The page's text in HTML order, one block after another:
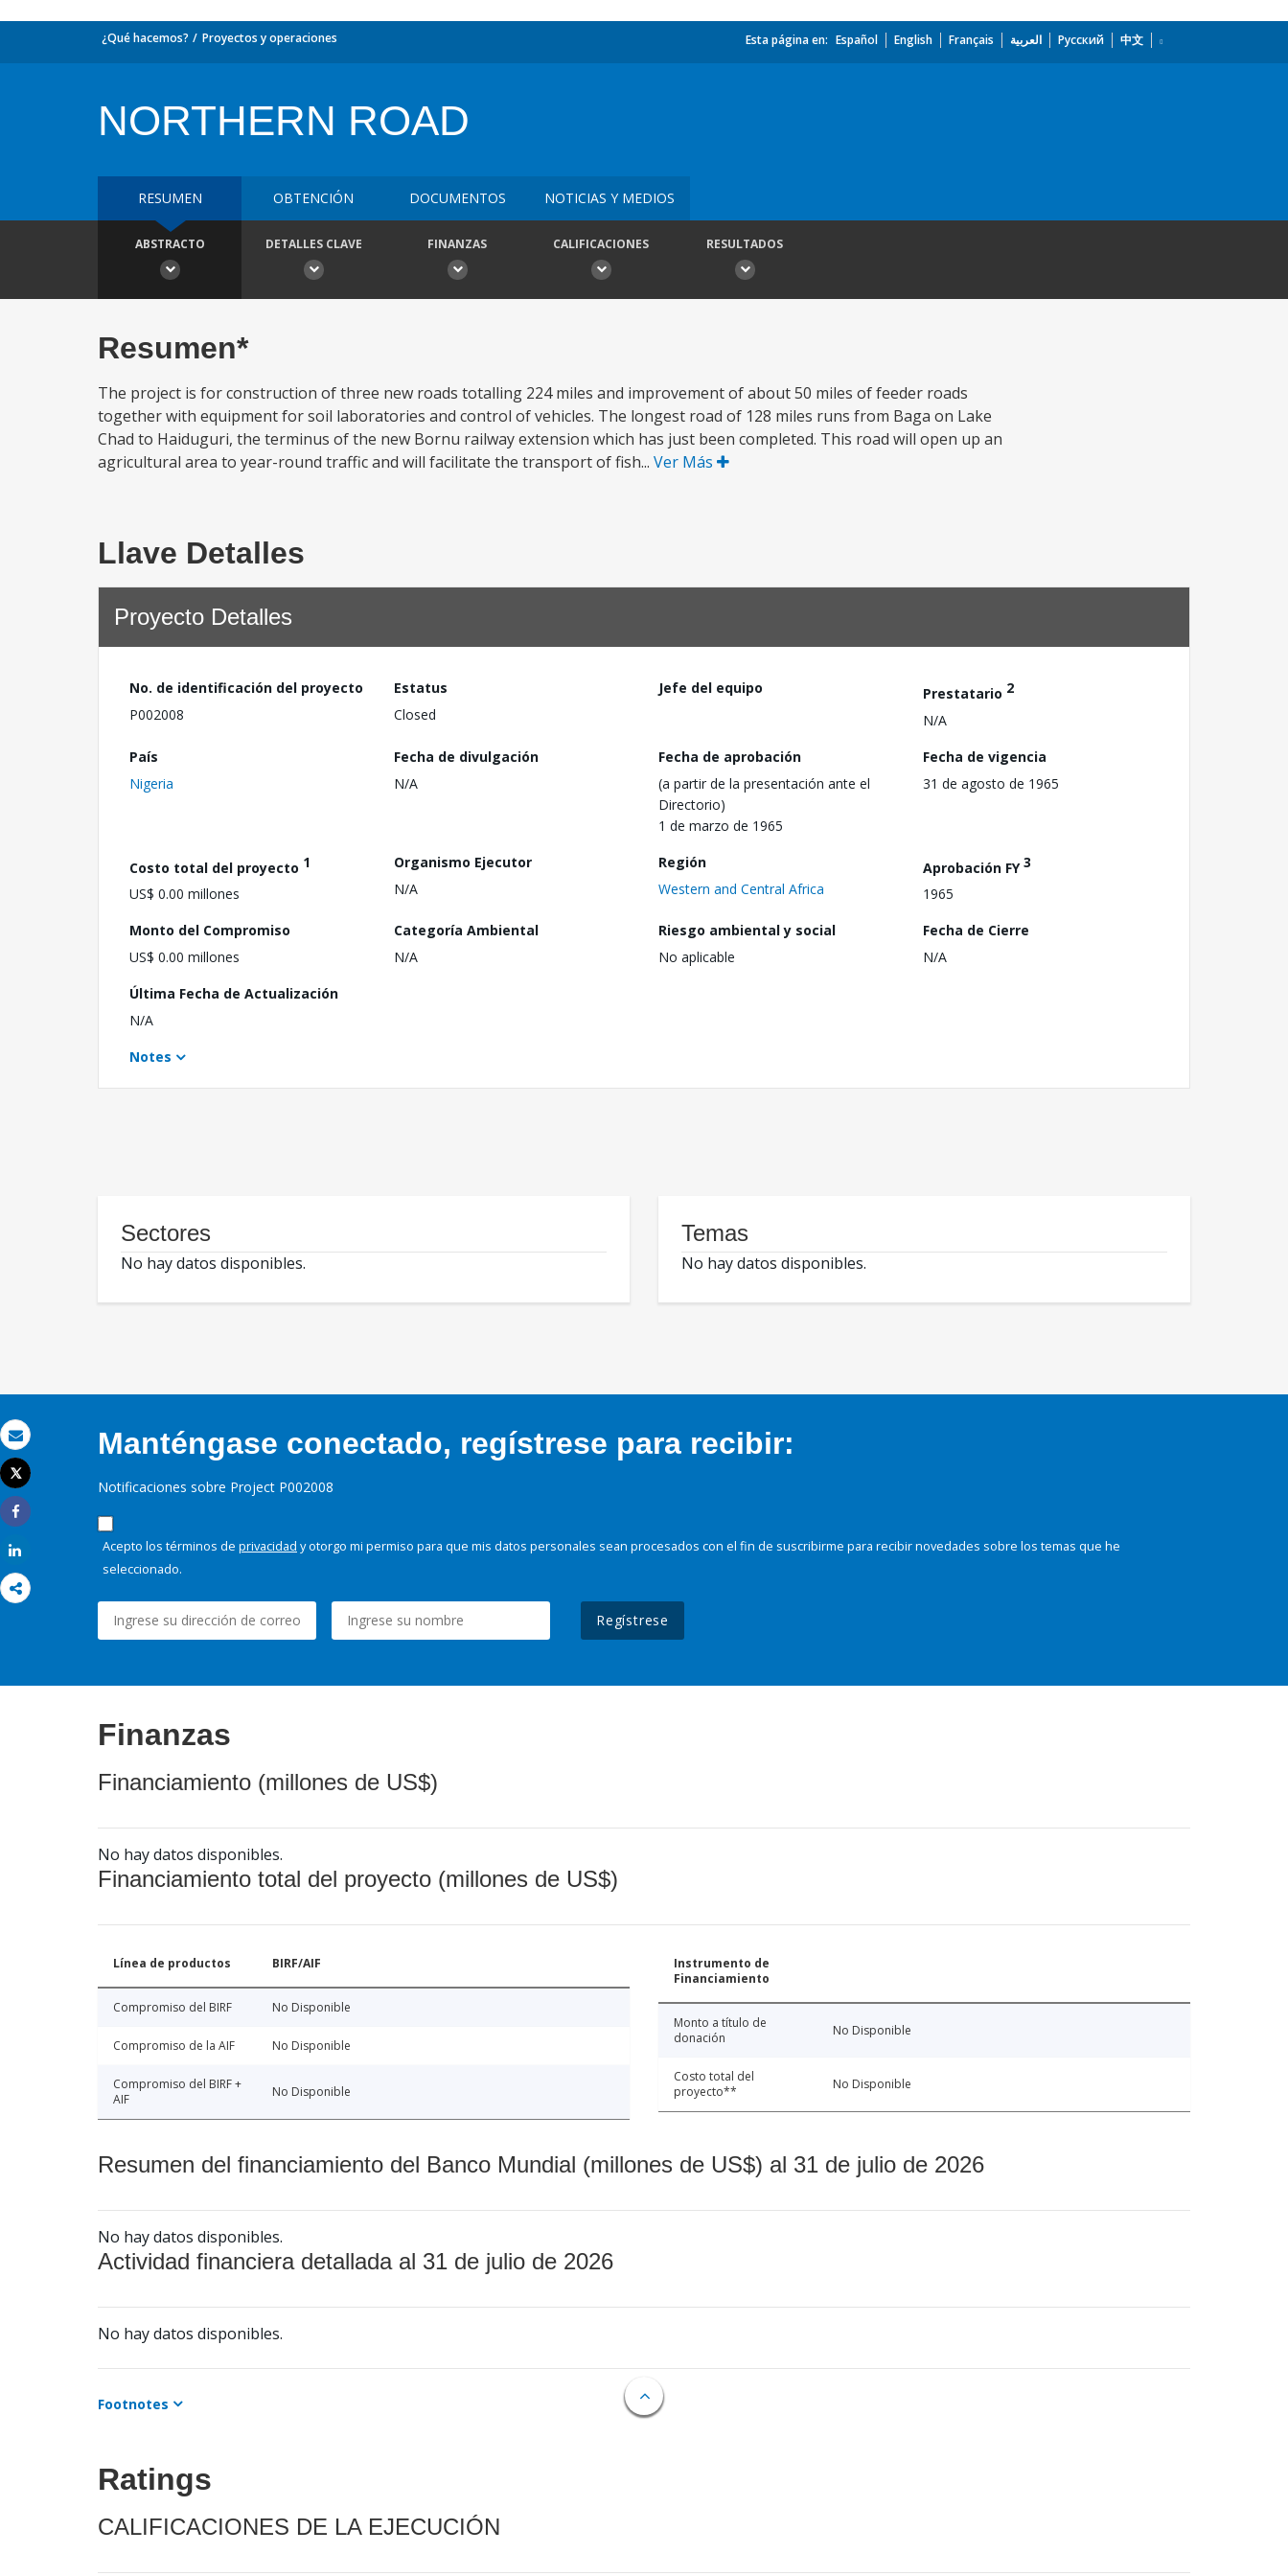
Correo electrónico
Imprimir
Tweet
Share
¿Qué hacemos? Proyectos y operaciones Esta página en: Español English Français العربية Русский 中文
NORTHERN ROAD
RESUMEN OBTENCIÓN DOCUMENTOS NOTICIAS Y MEDIOS
ABSTRACTO DETALLES CLAVE FINANZAS CALIFICACIONES RESULTADOS
Resumen*
The project is for construction of three new roads totalling 224 miles and improvement of about 50 miles of feeder roads
together with equipment for soil laboratories and control of vehicles. The longest road of 128 miles runs from Baga on Lake
Chad to Haiduguri, the terminus of the new Bornu railway extension which has just been completed. This road will open up an
agricultural area to year-round traffic and will facilitate the transport of fish... Ver Más
Llave Detalles
Proyecto Detalles
No. de identificación del proyecto
P002008
Estatus
Closed
Jefe del equipo Prestatario 2
N/A
País
Nigeria
Fecha de divulgación
N/A
Fecha de aprobación
(a partir de la presentación ante el
Directorio)
1 de marzo de 1965
Fecha de vigencia
31 de agosto de 1965
Costo total del proyecto 1
US$ 0.00 millones
Organismo Ejecutor
N/A
Región
Western and Central Africa
Aprobación FY3
1965
Monto del Compromiso
US$ 0.00 millones
Categoría Ambiental
N/A
Riesgo ambiental y social
No aplicable
Fecha de Cierre
N/A
Última Fecha de Actualización
N/A
Notes
Sectores
No hay datos disponibles.
Temas
No hay datos disponibles.
Manténgase conectado, regístrese para recibir:
Notificaciones sobre Project P002008
Acepto los términos de privacidad y otorgo mi permiso para que mis datos personales sean procesados con el fin de suscribirme para recibir novedades sobre los temas que he
seleccionado.
Regístrese
Finanzas
Financiamiento (millones de US$)
No hay datos disponibles.
Financiamiento total del proyecto (millones de US$)
Línea de productos BIRF/AIF
Compromiso del BIRF No Disponible
Compromiso de la AIF No Disponible
Compromiso del BIRF +
AIF
No Disponible
Instrumento de
Financiamiento
Monto a título de
donación
No Disponible
Costo total del
proyecto**
No Disponible
Resumen del financiamiento del Banco Mundial (millones de US$) al 31 de julio de 2026
No hay datos disponibles.
Actividad financiera detallada al 31 de julio de 2026
No hay datos disponibles.
Footnotes
Ratings
CALIFICACIONES DE LA EJECUCIÓN